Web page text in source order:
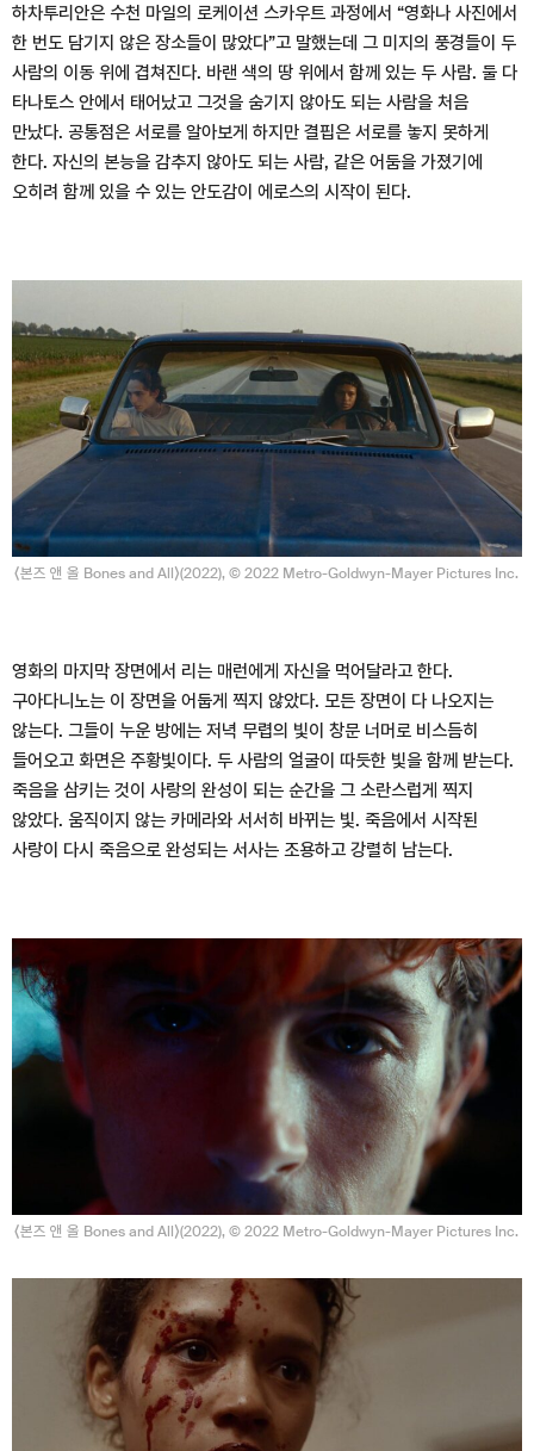
하차투리안은 수천 마일의 로케이션 스카우트 과정에서 “영화나 사진에서
한 번도 담기지 않은 장소들이 많았다”고 말했는데 그 미지의 풍경들이 두
사람의 이동 위에 겹쳐진다. 바랜 색의 땅 위에서 함께 있는 두 사람. 둘 다
타나토스 안에서 태어났고 그것을 숨기지 않아도 되는 사람을 처음
만났다. 공통점은 서로를 알아보게 하지만 결핍은 서로를 놓지 못하게
한다. 자신의 본능을 감추지 않아도 되는 사람, 같은 어둠을 가졌기에
오히려 함께 있을 수 있는 안도감이 에로스의 시작이 된다.
⟨본즈 앤 올 Bones and All⟩(2022), © 2022 Metro-Goldwyn-Mayer Pictures Inc.
영화의 마지막 장면에서 리는 매런에게 자신을 먹어달라고 한다.
구아다니노는 이 장면을 어둡게 찍지 않았다. 모든 장면이 다 나오지는
않는다. 그들이 누운 방에는 저녁 무렵의 빛이 창문 너머로 비스듬히
들어오고 화면은 주황빛이다. 두 사람의 얼굴이 따듯한 빛을 함께 받는다.
죽음을 삼키는 것이 사랑의 완성이 되는 순간을 그 소란스럽게 찍지
않았다. 움직이지 않는 카메라와 서서히 바뀌는 빛. 죽음에서 시작된
사랑이 다시 죽음으로 완성되는 서사는 조용하고 강렬히 남는다.
⟨본즈 앤 올 Bones and All⟩(2022), © 2022 Metro-Goldwyn-Mayer Pictures Inc.